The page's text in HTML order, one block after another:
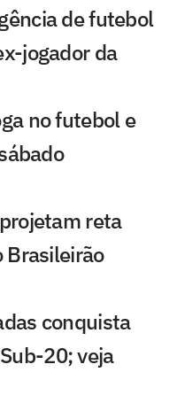
de futebol
jogador da
no futebol e
reta
Brasileirão
conquista
20; veja